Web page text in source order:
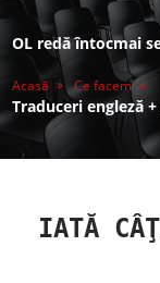
OL redă întocmai
Acasă Ce facem
Traduceri engleză
IATĂ